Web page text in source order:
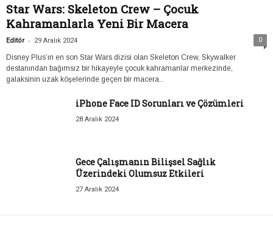
Star Wars: Skeleton Crew – Çocuk
Kahramanlarla Yeni Bir Macera
Editör - 29 Aralık 2024 0
Disney Plus’ın en son Star Wars dizisi olan Skeleton Crew, Skywalker
destanından bağımsız bir hikayeyle çocuk kahramanlar merkezinde,
galaksinin uzak köşelerinde geçen bir macera...
iPhone Face ID Sorunları ve Çözümleri
28 Aralık 2024
Gece Çalışmanın Bilişsel Sağlık
Üzerindeki Olumsuz Etkileri
27 Aralık 2024